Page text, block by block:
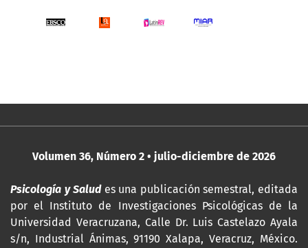
Volumen 36, Número 2 • julio-diciembre de 2026
Psicología y Salud es una publicación semestral, editada
por el Instituto de Investigaciones Psicológicas de la
Universidad Veracruzana, Calle Dr. Luis Castelazo Ayala
s/n, Industrial Ánimas, 91190 Xalapa, Veracruz, México.